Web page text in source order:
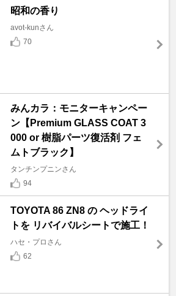
昭和の香り
avot-kunさん
70
みんカラ：モニターキャンペー
ン【Premium GLASS COAT 3
000 or 樹脂パーツ復活剤 フェ
ムトブラック】
タンチンプニンさん
94
TOYOTA 86 ZN8 の ヘッドライ
トを リバイバルシートで施工！
ハセ・プロさん
62